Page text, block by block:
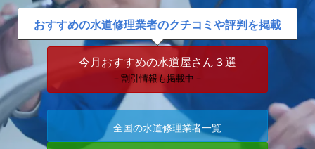
おすすめの水道修理業者のクチコミや評判を掲載
今月おすすめの水道屋さん３選
－割引情報も掲載中－
全国の水道修理業者一覧